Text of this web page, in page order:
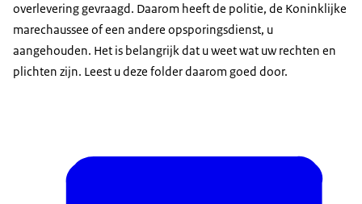
overlevering gevraagd. Daarom heeft de politie, de Koninklijke
marechaussee of een andere opsporingsdienst, u
aangehouden. Het is belangrijk dat u weet wat uw rechten en
plichten zijn. Leest u deze folder daarom goed door.